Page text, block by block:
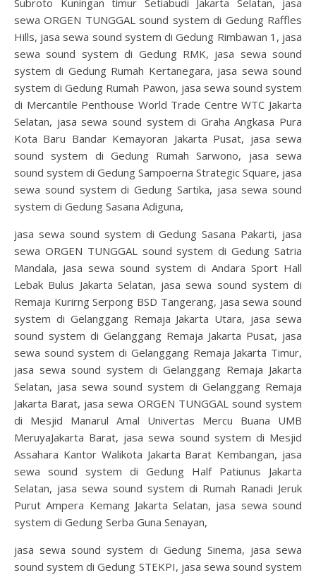
sewa ORGEN TUNGGAL sound system di Gedung Raffles
Hills, jasa sewa sound system di Gedung Rimbawan 1, jasa
sewa sound system di Gedung RMK, jasa sewa sound
system di Gedung Rumah Kertanegara, jasa sewa sound
system di Gedung Rumah Pawon, jasa sewa sound system
di Mercantile Penthouse World Trade Centre WTC Jakarta
Selatan, jasa sewa sound system di Graha Angkasa Pura
Kota Baru Bandar Kemayoran Jakarta Pusat, jasa sewa
sound system di Gedung Rumah Sarwono, jasa sewa
sound system di Gedung Sampoerna Strategic Square, jasa
sewa sound system di Gedung Sartika, jasa sewa sound
system di Gedung Sasana Adiguna,
jasa sewa sound system di Gedung Sasana Pakarti, jasa
sewa ORGEN TUNGGAL sound system di Gedung Satria
Mandala, jasa sewa sound system di Andara Sport Hall
Lebak Bulus Jakarta Selatan, jasa sewa sound system di
Remaja Kurirng Serpong BSD Tangerang, jasa sewa sound
system di Gelanggang Remaja Jakarta Utara, jasa sewa
sound system di Gelanggang Remaja Jakarta Pusat, jasa
sewa sound system di Gelanggang Remaja Jakarta Timur,
jasa sewa sound system di Gelanggang Remaja Jakarta
Selatan, jasa sewa sound system di Gelanggang Remaja
Jakarta Barat, jasa sewa ORGEN TUNGGAL sound system
di Mesjid Manarul Amal Univertas Mercu Buana UMB
MeruyaJakarta Barat, jasa sewa sound system di Mesjid
Assahara Kantor Walikota Jakarta Barat Kembangan, jasa
sewa sound system di Gedung Half Patiunus Jakarta
Selatan, jasa sewa sound system di Rumah Ranadi Jeruk
Purut Ampera Kemang Jakarta Selatan, jasa sewa sound
system di Gedung Serba Guna Senayan,
jasa sewa sound system di Gedung Sinema, jasa sewa
sound system di Gedung STEKPI, jasa sewa sound system